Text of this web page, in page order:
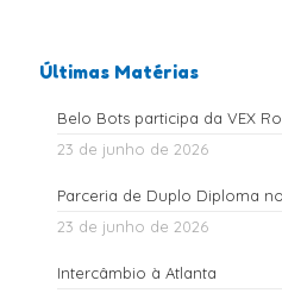
Últimas Matérias
Belo Bots participa da VEX
23 de junho de 2026
Parceria de Duplo Diploma
23 de junho de 2026
Intercâmbio à Atlanta